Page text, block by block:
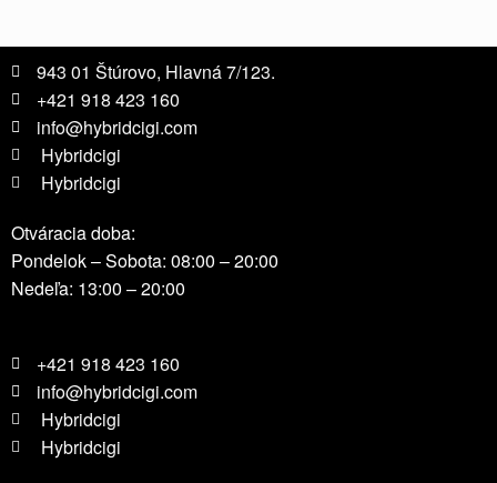
943 01 Štúrovo, Hlavná 7/123.
+421 918 423 160
info@hybridcigi.com
Hybridcigi
Hybridcigi
Otváracia doba:
Pondelok – Sobota: 08:00 – 20:00
Nedeľa: 13:00 – 20:00
+421 918 423 160
info@hybridcigi.com
Hybridcigi
Hybridcigi